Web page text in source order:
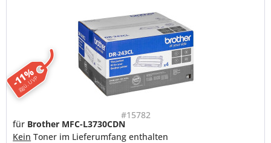
-11%
ggü. UVP
#15782
für Brother MFC-L3730CDN
Kein Toner im Lieferumfang enthalten